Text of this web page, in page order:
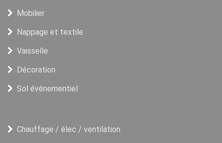
Mobilier
Nappage et textile
Vaisselle
Décoration
Sol événementiel
Chauffage / élec / ventilation